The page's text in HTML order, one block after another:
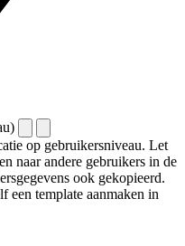
op gebruikersniveau. Let
naar andere gebruikers in de
ook gekopieerd.
een template aanmaken in